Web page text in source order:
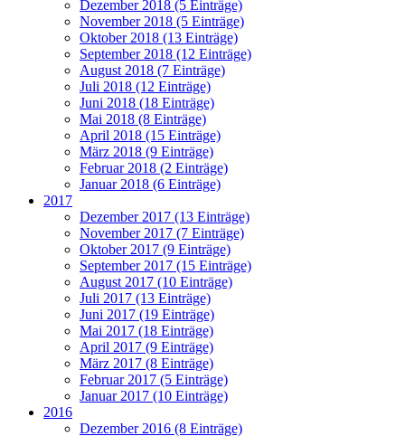
Dezember 2018 (5 Einträge)
November 2018 (5 Einträge)
Oktober 2018 (13 Einträge)
September 2018 (12 Einträge)
August 2018 (7 Einträge)
Juli 2018 (12 Einträge)
Juni 2018 (18 Einträge)
Mai 2018 (8 Einträge)
April 2018 (15 Einträge)
März 2018 (9 Einträge)
Februar 2018 (2 Einträge)
Januar 2018 (6 Einträge)
2017
Dezember 2017 (13 Einträge)
November 2017 (7 Einträge)
Oktober 2017 (9 Einträge)
September 2017 (15 Einträge)
August 2017 (10 Einträge)
Juli 2017 (13 Einträge)
Juni 2017 (19 Einträge)
Mai 2017 (18 Einträge)
April 2017 (9 Einträge)
März 2017 (8 Einträge)
Februar 2017 (5 Einträge)
Januar 2017 (10 Einträge)
2016
Dezember 2016 (8 Einträge)